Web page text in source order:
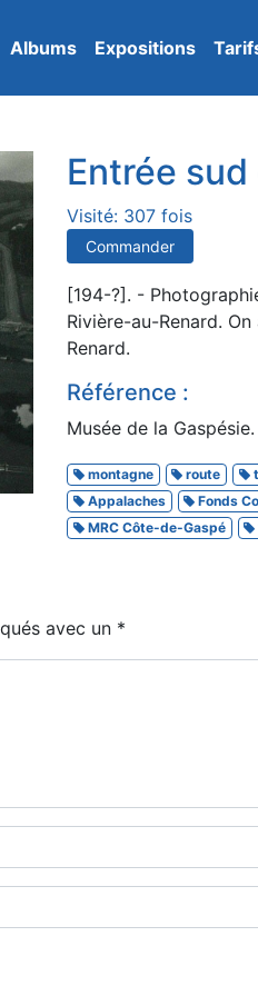
Albums Expositions
Entrée
Visité: 307 fois
Commander
[194-?]. -
Rivière-au-Renard.
Renard.
Référence :
Musée de la Gaspésie.
montagne route
Appalaches
Fonds
MRC Côte-de-Gaspé
avec un *